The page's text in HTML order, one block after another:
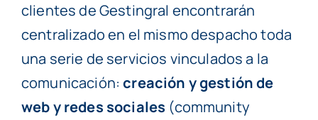
clientes de Gestingral encontrarán
centralizado en el mismo despacho toda
una serie de servicios vinculados a la
comunicación:creación y gestión de
web y redes sociales (community